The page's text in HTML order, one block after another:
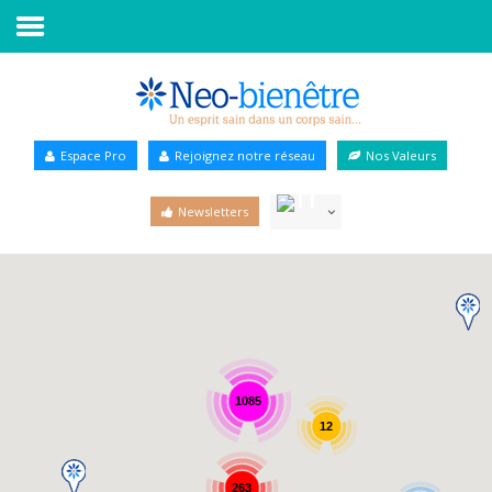
Annuaire Bien-être
Espace Pro Rejoignez notre réseau Nos Valeurs
Newsletters
1085
263
12